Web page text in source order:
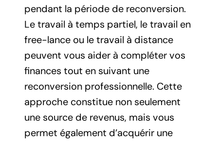
pendant la période de reconversion.
Le travail à temps partiel, le travail en
free-lance ou le travail à distance
peuvent vous aider à compléter vos
finances tout en suivant une
reconversion professionnelle. Cette
approche constitue non seulement
une source de revenus, mais vous
permet également d’acquérir une